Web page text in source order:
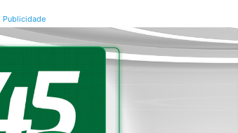
Publicidade